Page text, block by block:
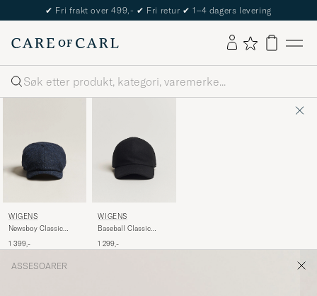
✔ Fri frakt over 499,- ✔ Fri retur ✔ 1–4 dagers levering
Søk
WIGÉNS
Newsboy Classic
1 399,-
WIGÉNS
Baseball Classic
1 299,-
ASSESOARER